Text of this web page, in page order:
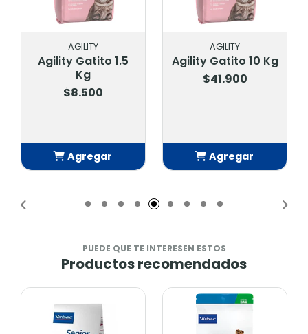
AGILITY
Agility Gatito 1.5
Kg
$8.500
Agregar
AGILITY
Agility Gatito 10 Kg
$41.900
Agregar
PUEDE QUE TE INTERESEN ESTOS
Productos recomendados